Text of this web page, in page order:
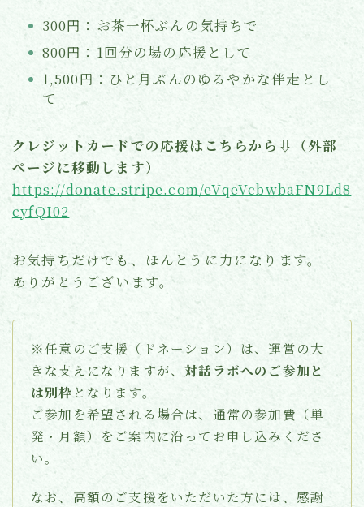
300円：お茶一杯ぶんの気持ちで
800円：1回分の場の応援として
1,500円：ひと月ぶんのゆるやかな伴走とし
て
クレジットカードでの応援はこちらから⇩（外部
ページに移動します）
https://donate.stripe.com/eVqeVcbwbaFN9Ld8
cyfQI02
お気持ちだけでも、ほんとうに力になります。
ありがとうございます。
※任意のご支援（ドネーション）は、運営の大
きな支えになりますが、対話ラボへのご参加と
は別枠 となります。
ご参加を希望される場合は、通常の参加費（単
発・月額）をご案内に沿ってお申し込みくださ
い。
なお、高額のご支援をいただいた方には、感謝